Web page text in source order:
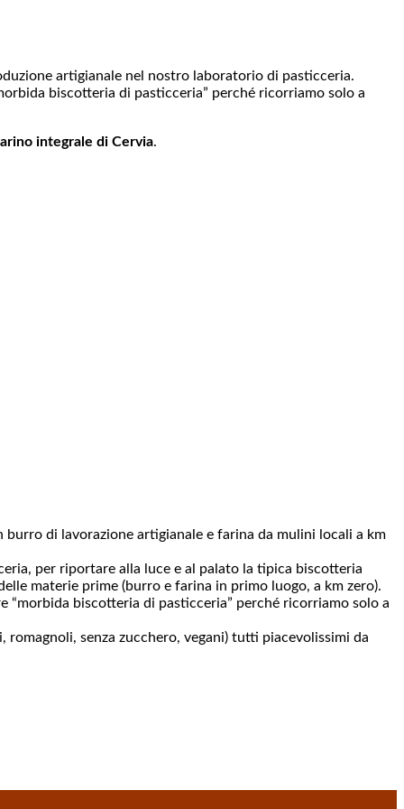
artigianale nel nostro laboratorio di pasticceria.
biscotteria di pasticceria” perché ricorriamo solo a
integrale di Cervia.
di lavorazione artigianale e farina da mulini locali a km
per riportare alla luce e al palato la tipica biscotteria
materie prime (burro e farina in primo luogo, a km zero).
“morbida biscotteria di pasticceria” perché ricorriamo solo a
senza zucchero, vegani) tutti piacevolissimi da